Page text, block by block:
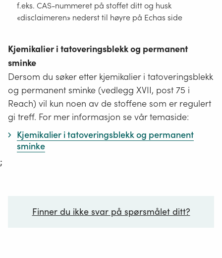
f.eks. CAS-nummeret på stoffet ditt og husk
«disclaimeren» nederst til høyre på Echas side
Kjemikalier i tatoveringsblekk og permanent
sminke
Dersom du søker etter kjemikalier i tatoveringsblekk
og permanent sminke (vedlegg XVII, post 75 i
Reach) vil kun noen av de stoffene som er regulert
gi treff. For mer informasjon se vår temaside:
Kjemikalier i tatoveringsblekk og permanent
sminke
;
Finner du ikke svar på spørsmålet ditt?